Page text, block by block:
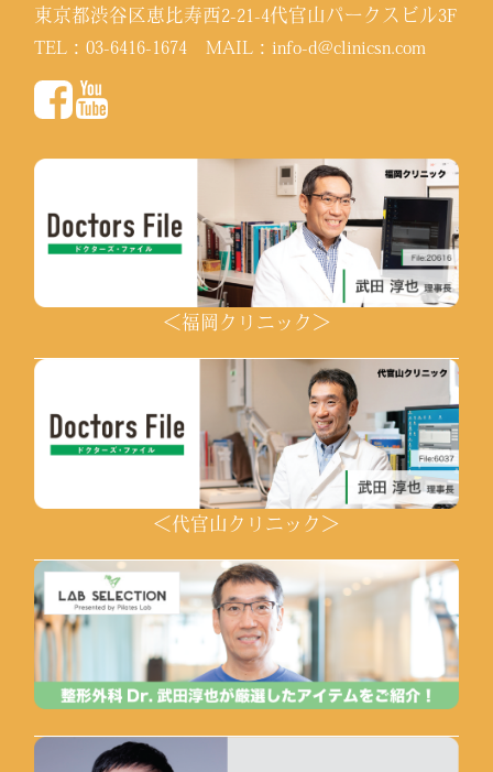
東京都渋谷区恵比寿西2-21-4代官山パークスビル3F
TEL：03-6416-1674 MAIL：info-d@clinicsn.com
＜福岡クリニック＞
＜代官山クリニック＞